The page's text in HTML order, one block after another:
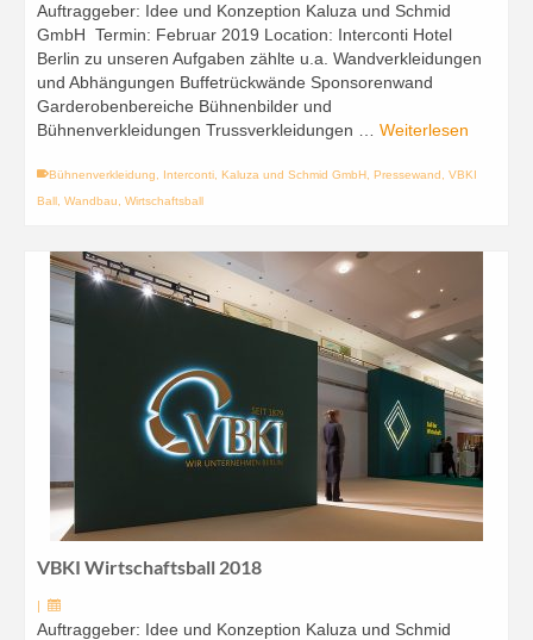
Auftraggeber: Idee und Konzeption Kaluza und Schmid
GmbH Termin: Februar 2019 Location: Interconti Hotel
Berlin zu unseren Aufgaben zählte u.a. Wandverkleidungen
und Abhängungen Buffetrückwände Sponsorenwand
Garderobenbereiche Bühnenbilder und
Bühnenverkleidungen Trussverkleidungen … Weiterlesen
Bühnenverkleidung Interconti Kaluza und Schmid GmbH Pressewand
VBKI
Ball Wandbau Wirtschaftsball
VBKI Wirtschaftsball 2018
|
Auftraggeber: Idee und Konzeption Kaluza und Schmid